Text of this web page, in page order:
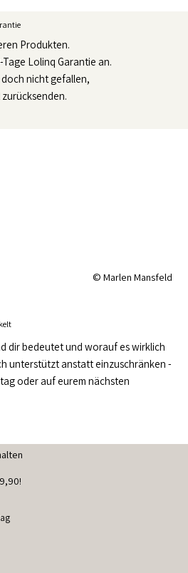
Produkten.
Lolinq Garantie an.
nicht gefallen,
dir bedeutet und worauf es wirklich
unterstützt anstatt einzuschränken -
oder auf eurem nächsten
© Marlen Mansfeld